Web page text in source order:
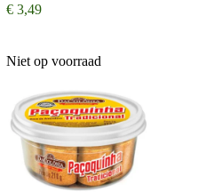
€ 3,49
Niet op voorraad